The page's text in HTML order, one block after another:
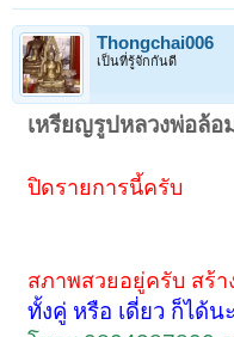
Thongchai006
เป็นที่รู้จักกันดี
เหรียญรูปหลวงพ่อล้อ
ปิดรายการนี้ครับ
สภาพสวยอยู่ครับ สร้า
ทั้งคู่ หรือ เดี่ยว ก็ได้